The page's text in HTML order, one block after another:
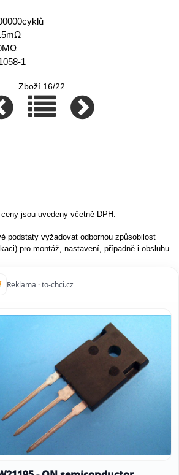
1
Zboží 16/22
jsou uvedeny včetně DPH.
podstaty vyžadovat odbornou způsobilost
pro montáž, nastavení, případně i obsluhu.
Reklama · to-chci.cz